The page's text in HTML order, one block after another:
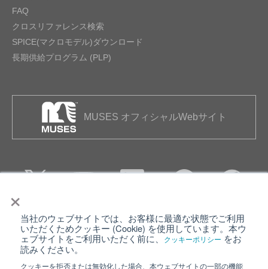
×
当社のウェブサイトでは、お客様に最適な状態でご利用
いただくためクッキー (Cookie) を使用しています。本ウ
ェブサイトをご利用いただく前に、
クッキーポリシー をお
読みください。
クッキーを拒否または無効化した場合、本ウェブサイトの一部の機能
FAQ
クロスリファレンス検索
SPICE(マクロモデル)ダウンロード
長期供給プログラム (PLP)
MUSES オフィシャルWebサイト
個人情報保護について ウェブサイト利用規約
クッキーポリシー